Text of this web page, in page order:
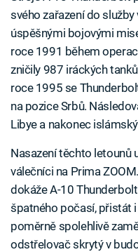
svého zařazení do
úspěšnými bojovými
roce 1991 během
zničily 987 iráckých
roce 1995 se
na pozice Srbů.
Libye a nakonec
Nasazení těchto letounů
válečníci na Prima
dokáže A-10
špatného počasí, přistát
poměrně spolehlivě
odstřelovač skrytý v